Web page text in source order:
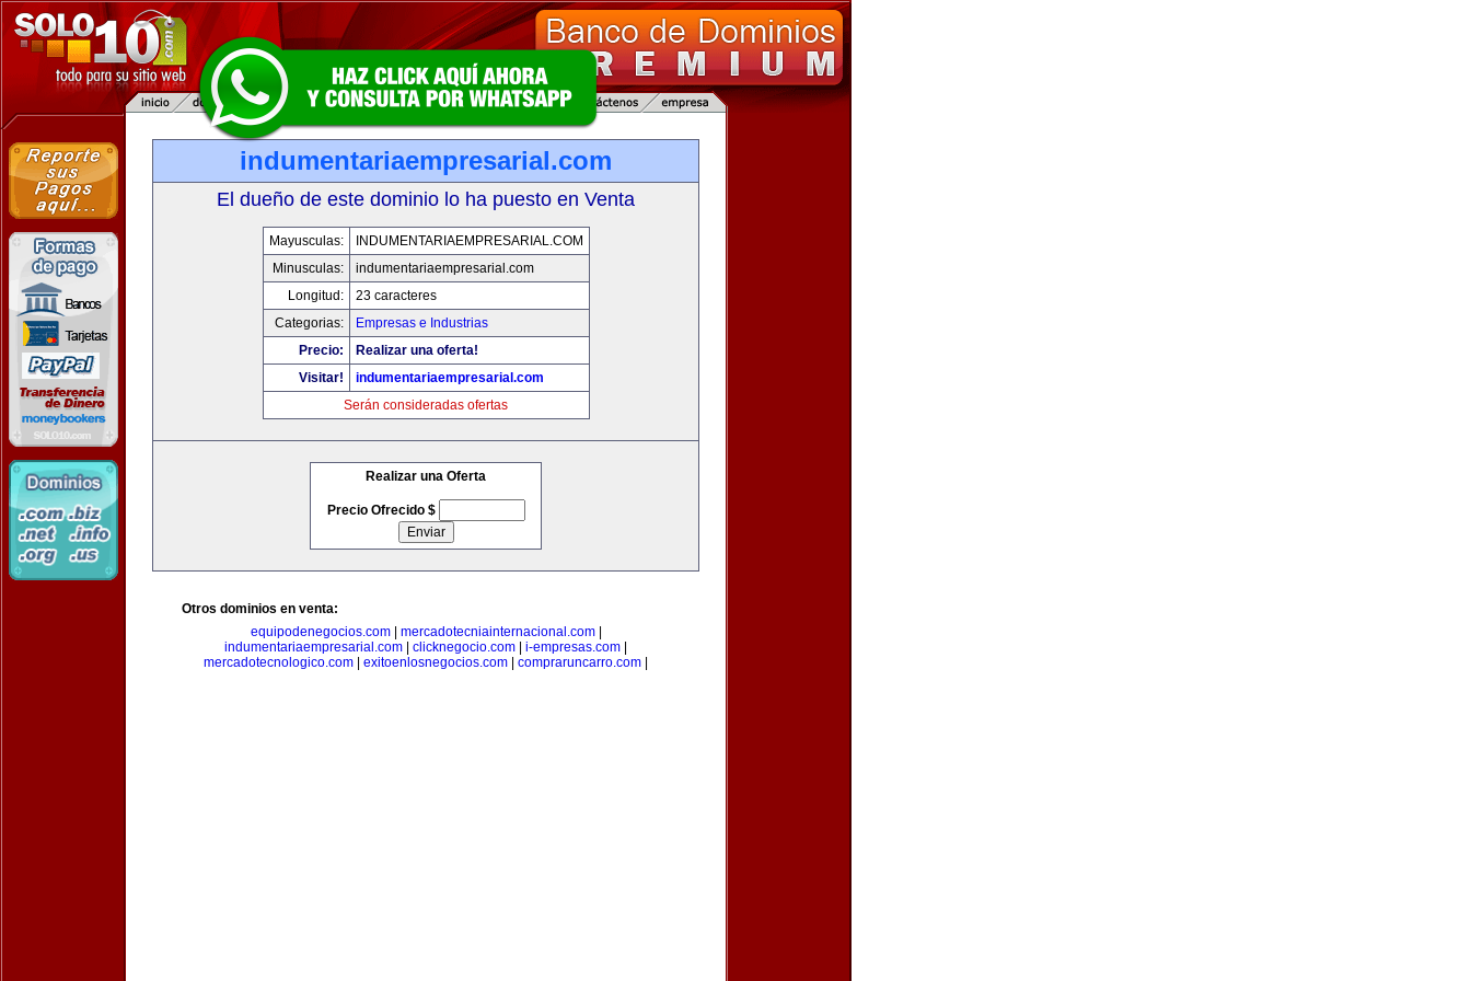
indumentariaempresarial.com
El dueño de este dominio lo ha puesto en Venta
Mayusculas:
INDUMENTARIAEMPRESARIAL.COM
Minusculas:
indumentariaempresarial.com
Longitud:
23 caracteres
Categorias:
Empresas e Industrias
Precio:
Realizar una oferta!
Visitar!
indumentariaempresarial.com
Serán consideradas ofertas
Realizar una Oferta
Precio Ofrecido $
Otros dominios en venta:
equipodenegocios.com| mercadotecniainternacional.com|
indumentariaempresarial.com
clicknegocio.com i-empresas.com
mercadotecnologico.com
exitoenlosnegocios.com compraruncarro.com